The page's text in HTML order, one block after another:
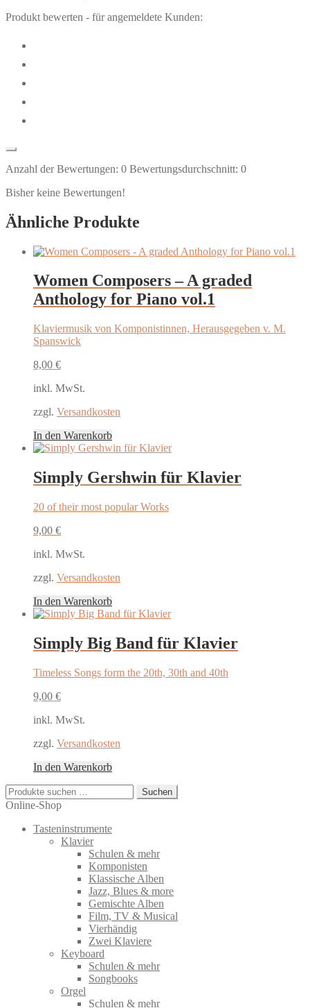
Produkt bewerten - für angemeldete Kunden:
Anzahl der Bewertungen: 0 Bewertungsdurchschnitt: 0
Bisher keine Bewertungen!
Ähnliche Produkte
Women Composers – A graded
Anthology for Piano vol.1
Klaviermusik von Komponistinnen, Herausgegeben v. M.
Spanswick
8,00 €
inkl. MwSt.
zzgl. Versandkosten
In den Warenkorb
Simply Gershwin für Klavier
20 of their most popular Works
9,00 €
inkl. MwSt.
zzgl. Versandkosten
In den Warenkorb
Simply Big Band für Klavier
Timeless Songs form the 20th, 30th and 40th
9,00 €
inkl. MwSt.
zzgl. Versandkosten
In den Warenkorb
Suchen
nach:
Suchen
Online-Shop
Tasteninstrumente
Klavier
Schulen & mehr
Komponisten
Klassische Alben
Jazz, Blues & more
Gemischte Alben
Film, TV & Musical
Vierhändig
Zwei Klaviere
Keyboard
Schulen & mehr
Songbooks
Orgel
Schulen & mehr